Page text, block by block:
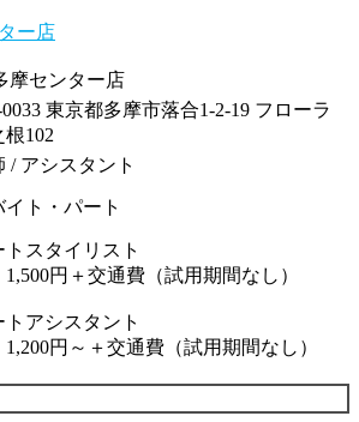
ー店
摩センター店
0033 東京都多摩市落合1-2-19 フローラ
根102
/ アシスタント
イト・パート
スタイリスト
1,500円＋交通費（試用期間なし）
アシスタント
1,200円～＋交通費（試用期間なし）